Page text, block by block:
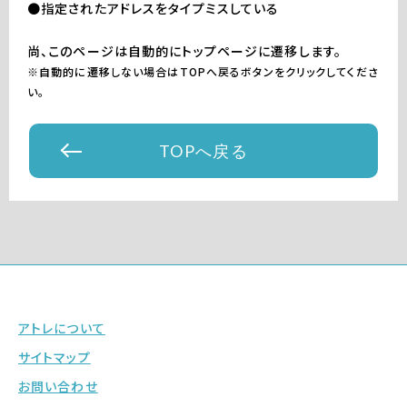
●指定されたアドレスをタイプミスしている
尚、このページは自動的にトップページに遷移します。
※自動的に遷移しない場合はTOPへ戻るボタンをクリックしてくださ
い。
TOPへ戻る
アトレについて
サイトマップ
お問い合わせ